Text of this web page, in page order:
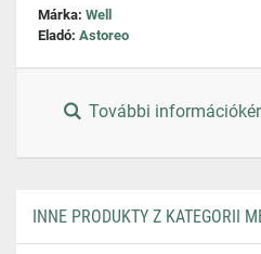
Márka: Well
Eladó: Astoreo
További
INNE PRODUKTY Z KATEGORII